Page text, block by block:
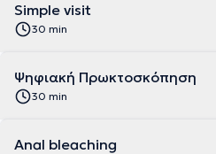
Simple visit
30 min
Ψηφιακή Πρωκτοσκόπηση
30 min
Anal bleaching